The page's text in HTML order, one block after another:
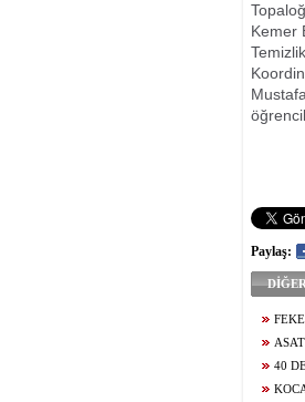
Kemer
Paylaş:
AYNI
40